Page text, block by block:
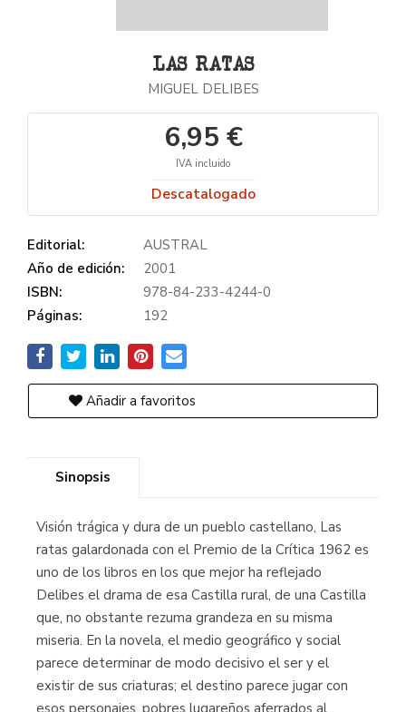
LAS RATAS
MIGUEL DELIBES
6,95 €
IVA incluido
Descatalogado
Editorial:
AUSTRAL
Año de edición:
2001
ISBN:
978-84-233-4244-0
Páginas:
192
Añadir a favoritos
Sinopsis
Visión trágica y dura de un pueblo castellano, Las
ratas galardonada con el Premio de la Crítica 1962 es
uno de los libros en los que mejor ha reflejado
Delibes el drama de esa Castilla rural, de una Castilla
que, no obstante rezuma grandeza en su misma
miseria. En la novela, el medio geográfico y social
parece determinar de modo decisivo el ser y el
existir de sus criaturas; el destino parece jugar con
esos personajes, pobres lugareños aferrados al